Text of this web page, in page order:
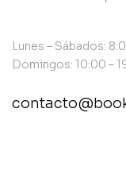
Lunes – Sábados:
Domingos: 10:00 –